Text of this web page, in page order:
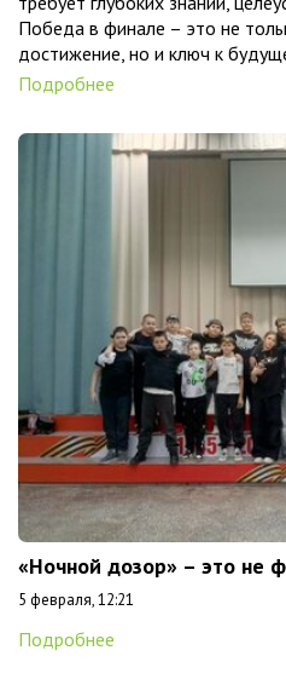
Победа в финале – это не
достижение, но и ключ к
Подробнее
«Ночной дозор» – это не
5 февраля, 12:21
Подробнее